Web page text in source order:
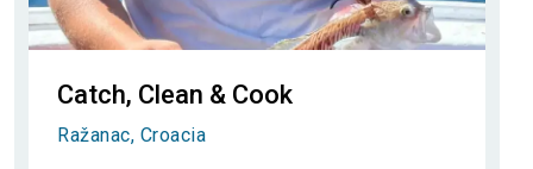
Catch, Clean & Cook
Ražanac, Croacia